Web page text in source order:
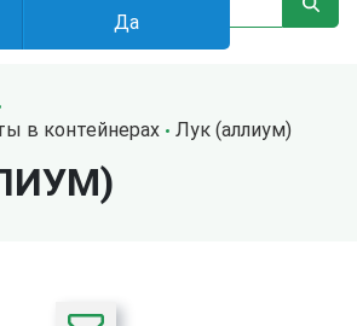
в контейнерах
Лук (аллиум)
Да